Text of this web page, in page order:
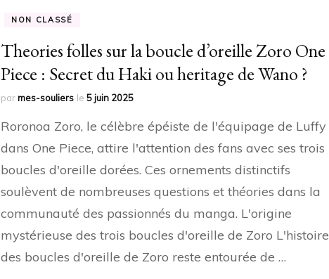
NON CLASSÉ
Theories folles sur la boucle d’oreille Zoro One
Piece : Secret du Haki ou heritage de Wano ?
parmes-souliers le 5 juin 2025
Roronoa Zoro, le célèbre épéiste de l'équipage de Luffy
dans One Piece, attire l'attention des fans avec ses trois
boucles d'oreille dorées. Ces ornements distinctifs
soulèvent de nombreuses questions et théories dans la
communauté des passionnés du manga. L'origine
mystérieuse des trois boucles d'oreille de Zoro L'histoire
des boucles d'oreille de Zoro reste entourée de …